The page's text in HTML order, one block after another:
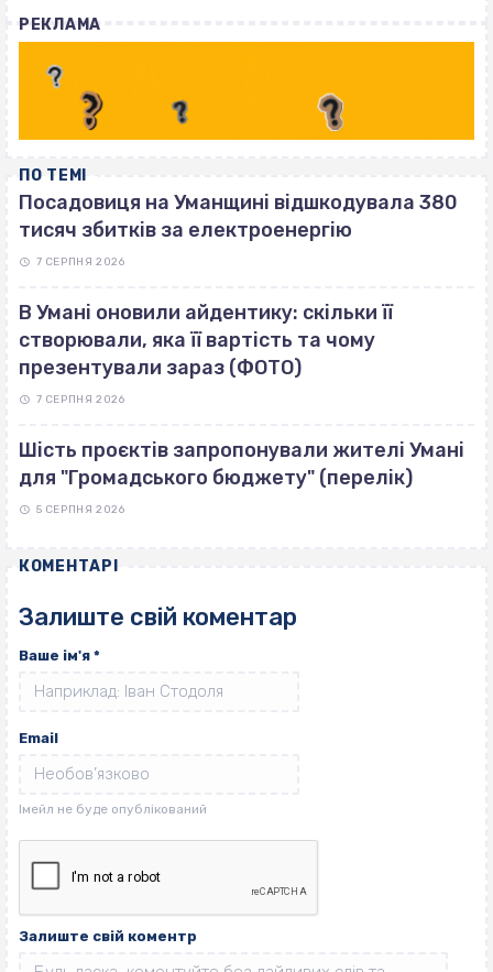
РЕКЛАМА
ПО ТЕМІ
Посадовиця на Уманщині відшкодувала 380
тисяч збитків за електроенергію
7 СЕРПНЯ 2026
В Умані оновили айдентику: скільки її
створювали, яка її вартість та чому
презентували зараз (ФОТО)
7 СЕРПНЯ 2026
Шість проєктів запропонували жителі Умані
для "Громадського бюджету" (перелік)
5 СЕРПНЯ 2026
КОМЕНТАРІ
Залиште свій коментар
Ваше ім'я *
Email
Залиште свій коментр